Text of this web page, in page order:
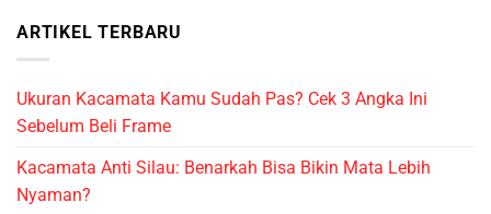
ARTIKEL TERBARU
Ukuran Kacamata Kamu Sudah Pas? Cek 3 Angka Ini
Sebelum Beli Frame
Kacamata Anti Silau: Benarkah Bisa Bikin Mata Lebih
Nyaman?